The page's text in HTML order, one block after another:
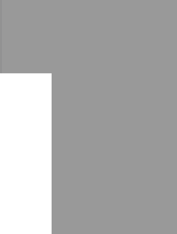
M&A, investments, and strategic